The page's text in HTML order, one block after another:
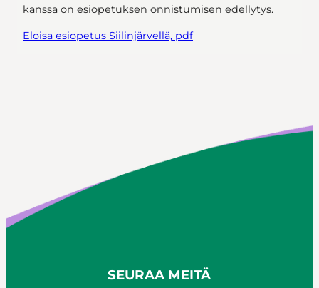
kanssa on esiopetuksen onnistumisen edellytys.
Eloisa esiopetus Siilinjärvellä, pdf
SEURAA MEITÄ